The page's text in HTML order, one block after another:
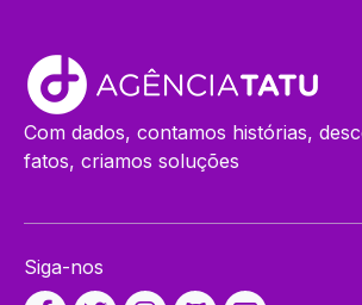
Com dados, contamos histórias,
fatos, criamos soluções
Siga-nos